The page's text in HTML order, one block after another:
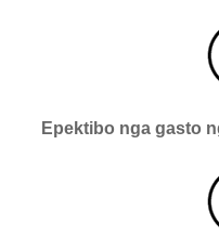
Epektibo nga gasto